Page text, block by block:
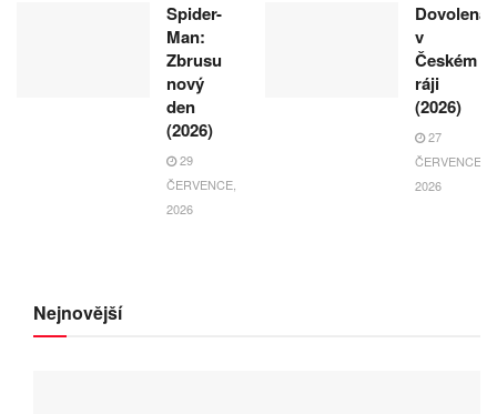
Spider-
Man:
Zbrusu
nový
den
(2026)
29
ČERVENCE,
2026
Dovolená
v
Českém
ráji
(2026)
27
ČERVENCE,
2026
Nejnovější